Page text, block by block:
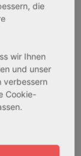
die
wir Ihnen
und unser
verbessern
Cookie-